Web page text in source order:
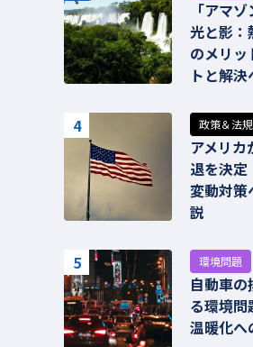
「アマ
光と影：
のメリッ
トと解
4 政策＆法
アメリ
退を決定
変動対策
説
5 環境問題
自動車の
る環境問
温暖化へ